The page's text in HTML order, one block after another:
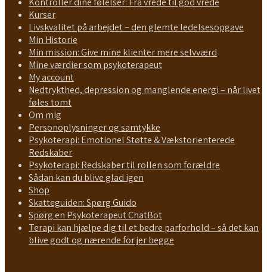
Kurser
Livskvalitet på arbejdet – den glemte ledelsesopgave
Min Historie
Min mission: Give mine klienter mere selvværd
Mine værdier som psykoterapeut
My account
Nedtrykthed, depression og manglende energi – når livet
føles tomt
Om mig
Personoplysninger og samtykke
Psykoterapi: Emotionel Støtte & Vækstorienterede
Redskaber
Psykoterapi: Redskaber til rollen som forældre
Sådan kan du blive glad igen
Shop
Skatteguiden: Spørg Guido
Spørg en Psykoterapeut ChatBot
Terapi kan hjælpe dig til et bedre parforhold – så det kan
blive godt og nærende for jer begge